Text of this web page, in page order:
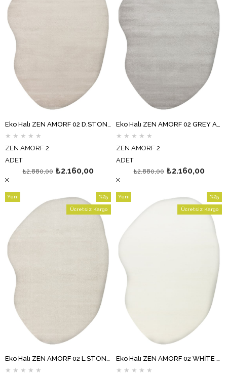
★ ★ ★ ★ ★
ZEN AMORF 2
ADET
₺2.160,00
₺2.880,00
★ ★ ★ ★ ★
ZEN AMORF 2
ADET
₺2.160,00
₺2.880,00
Eko Halı ZEN AMORF 02 L.STONE Amorf Kesim Hav Toz Vermez Yumuşak Dokulu Salon Halısı Oturma Odası Halısı Yatak Odası Halısı Koridor Halısı Mutfak Halısı Modern Makine Halısı
★ ★ ★ ★ ★
%25
İndirim
%25İndirim
Ücretsiz Kargo
Yeni
Eko Halı ZEN AMORF 02 WHİTE Amorf Kesim Hav Toz Vermez Yumuşak Dokulu Salon Halısı Oturma Odası Halısı Yatak Odası Halısı Koridor Halısı Mutfak Halısı Modern Makine Halısı
★ ★ ★ ★ ★
%25
İndirim
Ücretsiz Kargo
Yeni